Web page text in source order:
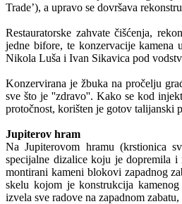
Trade’), a upravo se dovršava
Restauratorske zahvate čišćenja,
jedne bifore, te konzervacije kamena
Nikola Luša i Ivan Sikavica pod
Konzervirana je žbuka na pročelju
sve što je ''zdravo''. Kako se kod
protočnost, korišten je gotov talijanski
Jupiterov hram
Na Jupiterovom hramu (krstionica
specijalne dizalice koju je dopremila
montirani kameni blokovi zapadnog
skelu kojom je konstrukcija
izvela sve radove na zapadnom